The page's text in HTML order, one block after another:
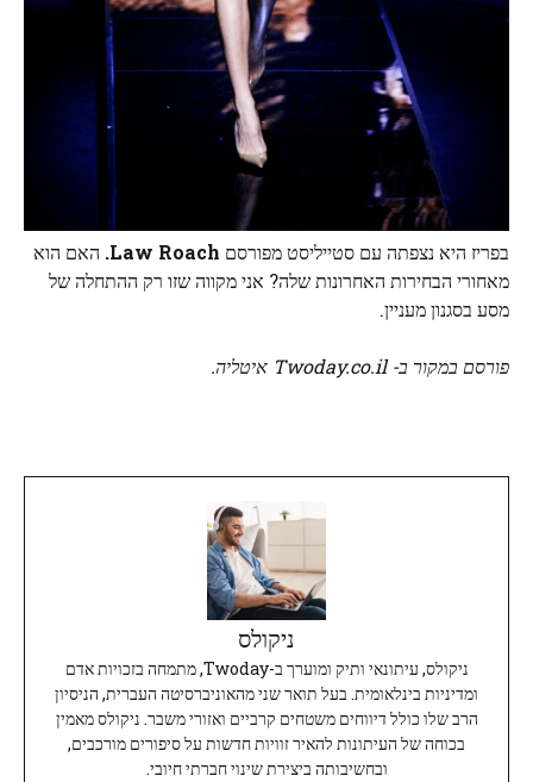
בפריז היא נצפתה עם סטייליסט מפורסם Law Roach. האם הוא
מאחורי הבחירות האחרונות שלה? אני מקווה שזו רק ההתחלה של
מסע בסגנון מעניין.
פורסם במקור ב- Twoday.co.il איטליה.
ניקולס
ניקולס, עיתונאי ותיק ומוערך ב-Twoday, מתמחה בזכויות אדם
ומדיניות בינלאומית. בעל תואר שני מהאוניברסיטה העברית, הניסיון
הרב שלו כולל דיווחים משטחים קרביים ואזורי משבר. ניקולס מאמין
בכוחה של העיתונות להאיר זוויות חדשות על סיפורים מורכבים,
ובחשיבותה ביצירת שינוי חברתי חיובי.